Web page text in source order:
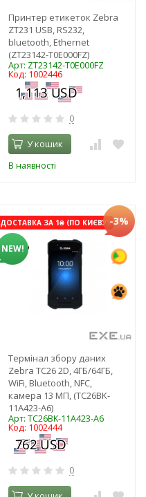
Принтер етикеток Zebra
ZT231 USB, RS232,
bluetooth, Ethernet
(ZT23142-T0E000FZ)
Арт: ZT23142-T0E000FZ
Код: 1002446
0
У кошик
В наявності
ДОСТАВКА ЗА 1₴ (ПО КИЄВУ)
NEW!
-3%
Термінал збору даних
Zebra TC26 2D, 4ГБ/64ГБ,
WiFi, Bluetooth, NFC,
камера 13 МП, (TC26BK-
11A423-A6)
Арт: TC26BK-11A423-A6
Код: 1002444
0